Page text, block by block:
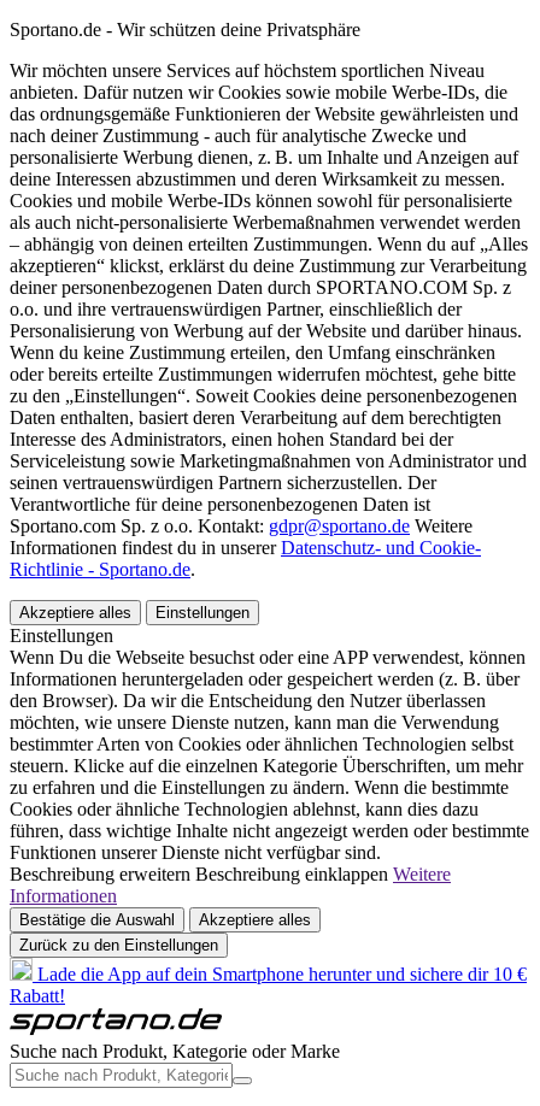
Sportano.de - Wir schützen deine Privatsphäre
Wir möchten unsere Services auf höchstem sportlichen Niveau
anbieten. Dafür nutzen wir Cookies sowie mobile Werbe-IDs, die
das ordnungsgemäße Funktionieren der Website gewährleisten und
nach deiner Zustimmung - auch für analytische Zwecke und
personalisierte Werbung dienen, z. B. um Inhalte und Anzeigen auf
deine Interessen abzustimmen und deren Wirksamkeit zu messen.
Cookies und mobile Werbe-IDs können sowohl für personalisierte
als auch nicht-personalisierte Werbemaßnahmen verwendet werden
– abhängig von deinen erteilten Zustimmungen. Wenn du auf „Alles
akzeptieren“ klickst, erklärst du deine Zustimmung zur Verarbeitung
deiner personenbezogenen Daten durch SPORTANO.COM Sp. z
o.o. und ihre vertrauenswürdigen Partner, einschließlich der
Personalisierung von Werbung auf der Website und darüber hinaus.
Wenn du keine Zustimmung erteilen, den Umfang einschränken
oder bereits erteilte Zustimmungen widerrufen möchtest, gehe bitte
zu den „Einstellungen“. Soweit Cookies deine personenbezogenen
Daten enthalten, basiert deren Verarbeitung auf dem berechtigten
Interesse des Administrators, einen hohen Standard bei der
Serviceleistung sowie Marketingmaßnahmen von Administrator und
seinen vertrauenswürdigen Partnern sicherzustellen. Der
Verantwortliche für deine personenbezogenen Daten ist
Sportano.com Sp. z o.o. Kontakt: gdpr@sportano.de Weitere
Informationen findest du in unsererDatenschutz- und Cookie-
Richtlinie - Sportano.de.
Akzeptiere alles Einstellungen
Einstellungen
Wenn Du die Webseite besuchst oder eine APP verwendest, können
Informationen heruntergeladen oder gespeichert werden (z. B. über
den Browser). Da wir die Entscheidung den Nutzer überlassen
möchten, wie unsere Dienste nutzen, kann man die Verwendung
bestimmter Arten von Cookies oder ähnlichen Technologien selbst
steuern. Klicke auf die einzelnen Kategorie Überschriften, um mehr
zu erfahren und die Einstellungen zu ändern. Wenn die bestimmte
Cookies oder ähnliche Technologien ablehnst, kann dies dazu
führen, dass wichtige Inhalte nicht angezeigt werden oder bestimmte
Funktionen unserer Dienste nicht verfügbar sind.
Beschreibung erweitern Beschreibung einklappen Weitere
Informationen
Bestätige die Auswahl
Akzeptiere alles
Zurück zu den Einstellungen
Lade die App auf dein Smartphone herunter und sichere dir 10 €
Rabatt!
Suche nach Produkt, Kategorie oder Marke